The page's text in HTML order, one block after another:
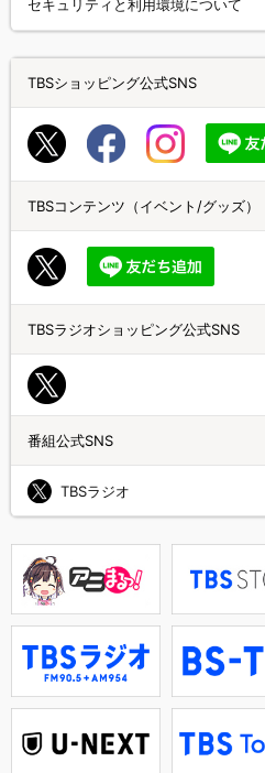
セキュリティと利用環境について
TBSショッピング公式SNS
TBSコンテンツ（イベント/グッズ）
TBSラジオショッピング公式SNS
番組公式SNS
TBSラジオ